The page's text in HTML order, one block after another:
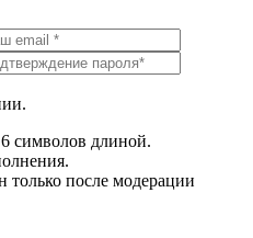
символов длиной.
после модерации